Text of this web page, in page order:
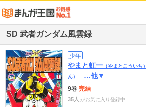
SD 武者ガンダム風雲録
少年
やまと虹一 （やまとこういち）
ん）
…他▼
9巻 完結
35人 がお気に入り登録中